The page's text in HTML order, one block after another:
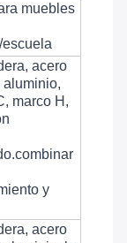
muebles
escuela
acero
aluminio,
marco H,
y
acero